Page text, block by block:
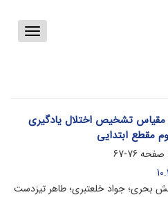
Toggle
مقیاس تشخیص اختلال یادگیری
مقطع ابتدایی
76-67
بحری؛ جواد خلعتبری؛ طاهر تیزدست